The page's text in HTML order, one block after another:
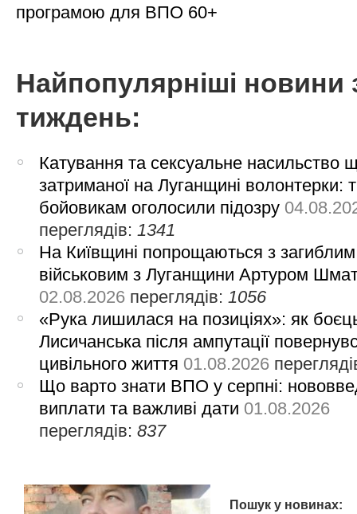
програмою для ВПО 60+
Найпопулярніші новини
тиждень:
Катування та сексуальне насильство
затриманої на Луганщині волонтерки:
бойовикам оголосили підозру
переглядів:1341
На Київщині попрощаються з загиблим
військовим з Луганщини Артуром
02.08.2026 переглядів:1056
«Рука лишилася на позиціях»: як
Лисичанська після ампутації
цивільного життя 01.08.2026
Що варто знати ВПО у серпні:
виплати та важливі дати 01.08.2026
переглядів:837
Пошук у новинах: